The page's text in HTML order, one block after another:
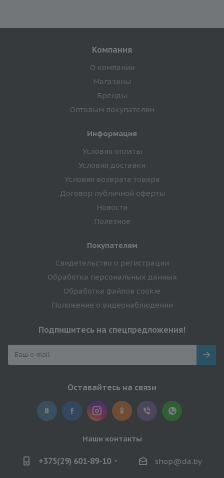
Компания
О компании
Магазины
Бренды
Оптовым покупателям
Информация
Условия оплаты
Условия доставки
Условия возврата товара
Договор публичной оферты
Новости
Полезное
Покупателям
Свидетельство о регистрации
Обработка персональных данных
Обработка файлов cookie
Положение о видеонаблюдении
Подпишитесь на спецпредложения!
Оставайтесь на связи
Наши контакты
+375(29) 601-89-10 shop@da.by